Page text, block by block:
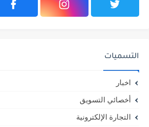
التسميات
اخبار
أخصائي التسويق
التجارة الإلكترونية